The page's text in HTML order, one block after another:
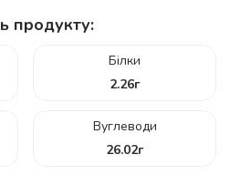
продукту:
Білки
2.26г
Вуглеводи
26.02г